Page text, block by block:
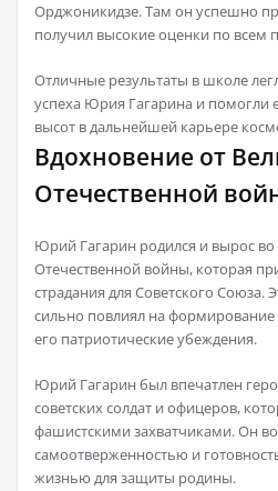
Орджоникидзе. Там он успешно
получил высокие оценки по всем
Отличные результаты в школе
успеха Юрия Гагарина и помогли
высот в дальнейшей карьере
Вдохновение от
Отечественной
Юрий Гагарин родился и вырос
Отечественной войны, которая
страдания для Советского Союза.
сильно повлиял на формирование
его патриотические убеждения.
Юрий Гагарин был впечатлен
советских солдат и офицеров,
фашистскими захватчиками. Он
самоотверженностью и
жизнью для защиты родины.